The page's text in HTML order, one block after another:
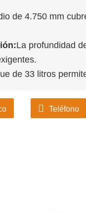
de 4.750 mm
La profundidad
de 33 litros
Teléfono